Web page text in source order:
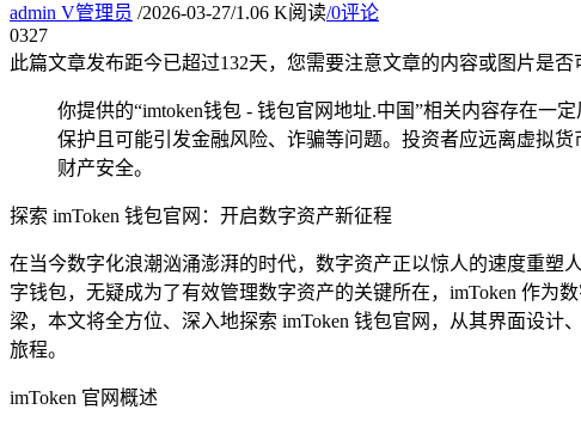
admin V管理员 /2026-03-27/1.06 K阅读/0评论
0327
此篇文章发布距今已超过132天，您需要注意文章的内容或图片是否
你提供的“imtoken钱包 - 钱包官网地址.中国”相关内容存在一
保护且可能引发金融风险、诈骗等问题。投资者应远离虚拟
财产安全。
探索 imToken 钱包官网：开启数字资产新征程
在当今数字化浪潮汹涌澎湃的时代，数字资产正以惊人的速度重塑
字钱包，无疑成为了有效管理数字资产的关键所在，imToken 作
梁，本文将全方位、深入地探索 imToken 钱包官网，从其界面设计
旅程。
imToken 官网概述